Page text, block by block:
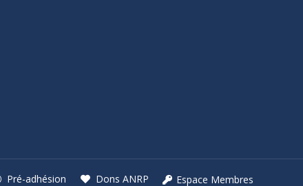
Pré-adhésion Dons ANRP Espace Membres